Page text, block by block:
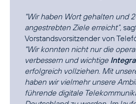
"Wir haben Wort gehalten und
angestrebten Ziele erreicht“,
Vorstandsvorsitzender von
"Wir konnten nicht nur die
verbessern und wichtige
erfolgreich vollziehen. Mit
haben wir vielmehr unsere
führende digitale